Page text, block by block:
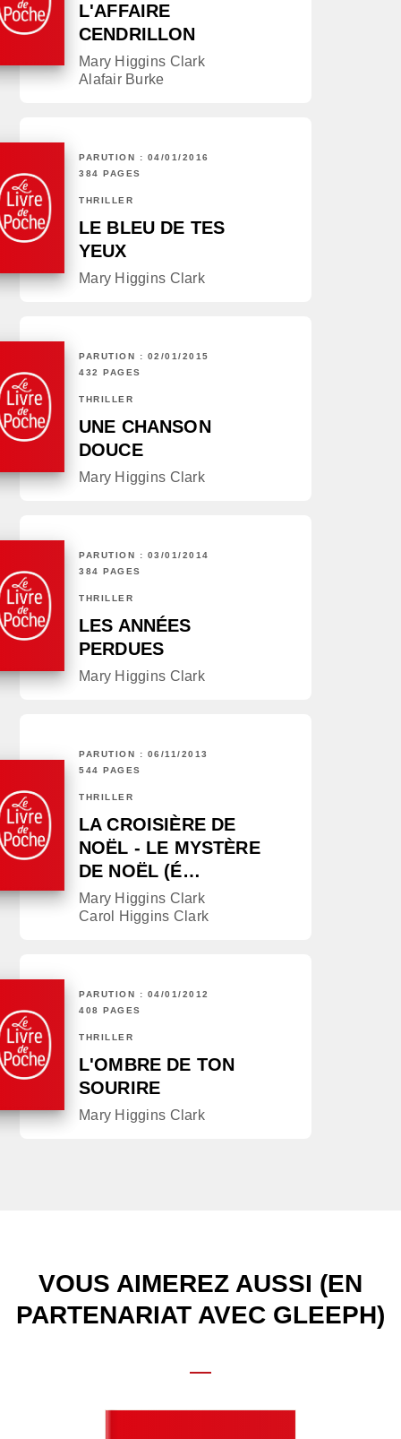
L'AFFAIRE
CENDRILLON
Mary Higgins Clark
Alafair Burke
PARUTION : 04/01/2016
384 PAGES
THRILLER
LE BLEU DE TES
YEUX
Mary Higgins Clark
PARUTION : 02/01/2015
432 PAGES
THRILLER
UNE CHANSON
DOUCE
Mary Higgins Clark
PARUTION : 03/01/2014
384 PAGES
THRILLER
LES ANNÉES
PERDUES
Mary Higgins Clark
PARUTION : 06/11/2013
544 PAGES
THRILLER
LA CROISIÈRE DE
NOËL - LE MYSTÈRE
DE NOËL (É…
Mary Higgins Clark
Carol Higgins Clark
PARUTION : 04/01/2012
408 PAGES
THRILLER
L'OMBRE DE TON
SOURIRE
Mary Higgins Clark
VOUS AIMEREZ AUSSI (EN
PARTENARIAT AVEC GLEEPH)